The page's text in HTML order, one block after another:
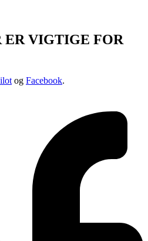
ER VIGTIGE FOR
og Facebook.